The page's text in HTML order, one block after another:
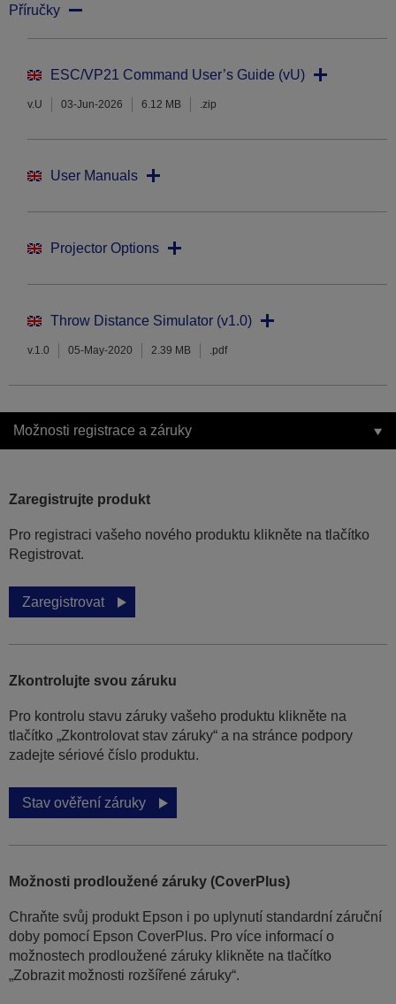
Příručky
ESC/VP21 Command User’s Guide (vU)
v.U 03-Jun-2026 6.12 MB .zip
User Manuals
Projector Options
Throw Distance Simulator (v1.0)
v.1.0 05-May-2020 2.39 MB .pdf
Možnosti registrace a záruky
Zaregistrujte produkt
Pro registraci vašeho nového produktu klikněte na tlačítko
Registrovat.
Zaregistrovat
Zkontrolujte svou záruku
Pro kontrolu stavu záruky vašeho produktu klikněte na
tlačítko „Zkontrolovat stav záruky“ a na stránce podpory
zadejte sériové číslo produktu.
Stav ověření záruky
Možnosti prodloužené záruky (CoverPlus)
Chraňte svůj produkt Epson i po uplynutí standardní záruční
doby pomocí Epson CoverPlus. Pro více informací o
možnostech prodloužené záruky klikněte na tlačítko
„Zobrazit možnosti rozšířené záruky“.